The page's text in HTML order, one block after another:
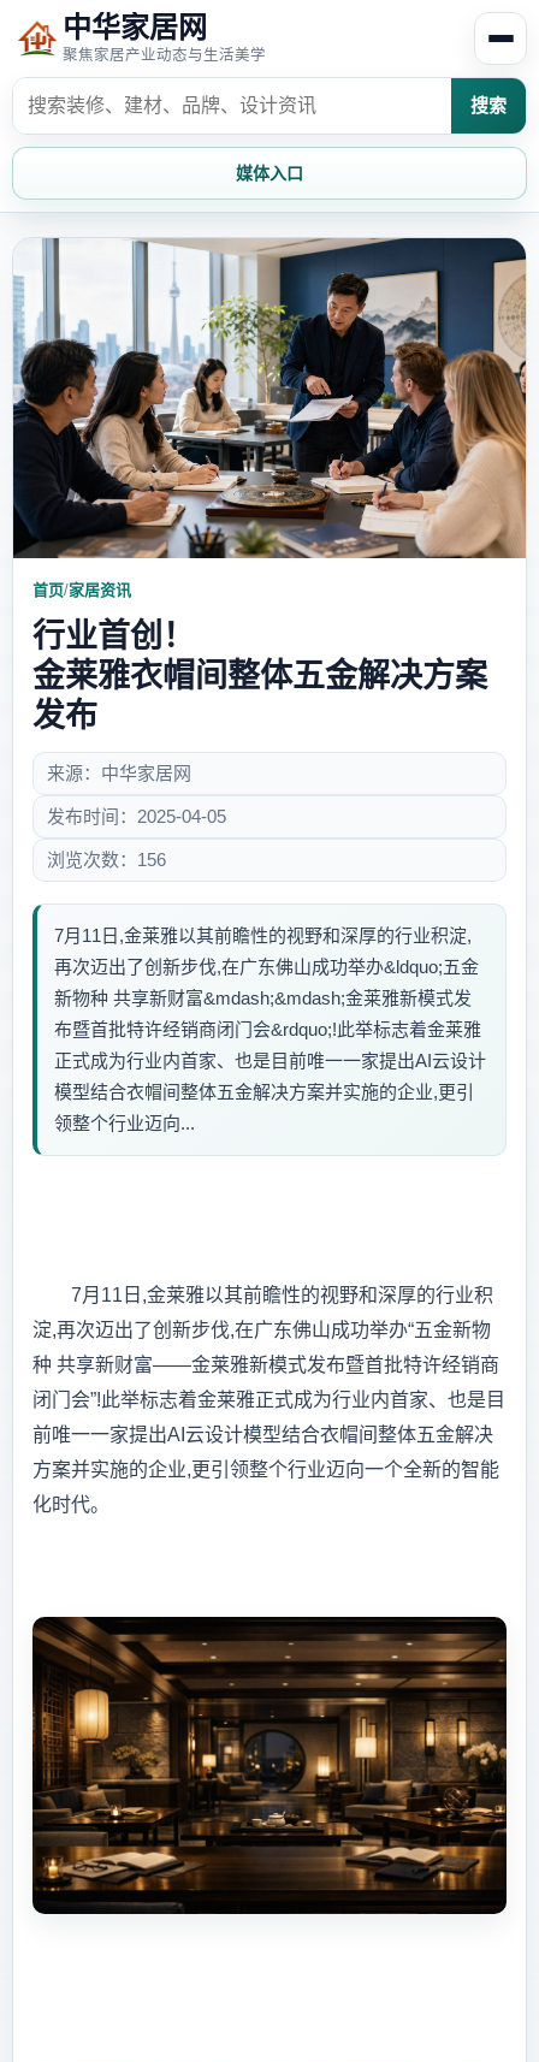
中华家居网
聚焦家居产业动态与生活美学
搜索
媒体入口
家居资讯
家居风水 家居欣赏
时尚饰家 装修设计
家具知识 家居文化
创意家居
首页/家居资讯
行业首创！
金莱雅衣帽间整体五金解决方案
发布
来源：中华家居网
发布时间：2025-04-05
浏览次数：156
7月11日,金莱雅以其前瞻性的视野和深厚的行业积淀,
再次迈出了创新步伐,在广东佛山成功举办&ldquo;五金
新物种 共享新财富&mdash;&mdash;金莱雅新模式发
布暨首批特许经销商闭门会&rdquo;!此举标志着金莱雅
正式成为行业内首家、也是目前唯一一家提出AI云设计
模型结合衣帽间整体五金解决方案并实施的企业,更引
领整个行业迈向...
7月11日,金莱雅以其前瞻性的视野和深厚的行业积
淀,再次迈出了创新步伐,在广东佛山成功举办“五金新物
种 共享新财富——金莱雅新模式发布暨首批特许经销商
闭门会”!此举标志着金莱雅正式成为行业内首家、也是目
前唯一一家提出AI云设计模型结合衣帽间整体五金解决
方案并实施的企业,更引领整个行业迈向一个全新的智能
化时代。